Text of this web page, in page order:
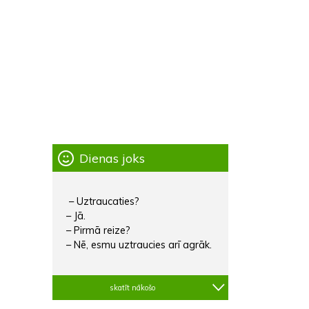
Dienas joks
– Uztraucaties?
– Jā.
– Pirmā reize?
– Nē, esmu uztraucies arī agrāk.
skatīt nākošo